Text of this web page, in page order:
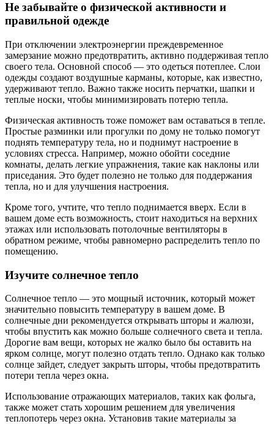
Не забывайте о физической активности и
правильной одежде
При отключении электроэнергии преждевременное
замерзание можно предотвратить, активно поддерживая тепло
своего тела. Основной способ — это одеться потеплее. Слои
одежды создают воздушные карманы, которые, как известно,
удерживают тепло. Важно также носить перчатки, шапки и
теплые носки, чтобы минимизировать потерю тепла.
Физическая активность тоже поможет вам оставаться в тепле.
Простые разминки или прогулки по дому не только помогут
поднять температуру тела, но и поднимут настроение в
условиях стресса. Например, можно обойти соседние
комнаты, делать легкие упражнения, такие как наклоны или
приседания. Это будет полезно не только для поддержания
тепла, но и для улучшения настроения.
Кроме того, учтите, что тепло поднимается вверх. Если в
вашем доме есть возможность, стоит находиться на верхних
этажах или использовать потолочные вентиляторы в
обратном режиме, чтобы равномерно распределить тепло по
помещению.
Изучите солнечное тепло
Солнечное тепло — это мощный источник, который может
значительно повысить температуру в вашем доме. В
солнечные дни рекомендуется открывать шторы и жалюзи,
чтобы впустить как можно больше солнечного света и тепла.
Дорогие вам вещи, которых не жалко было бы оставить на
ярком солнце, могут полезно отдать тепло. Однако как только
солнце зайдет, следует закрыть шторы, чтобы предотвратить
потери тепла через окна.
Использование отражающих материалов, таких как фольга,
также может стать хорошим решением для увеличения
теплопотерь через окна. Установив такие материалы за